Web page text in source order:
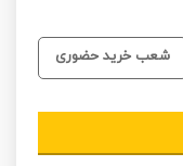
شعب خرید حضوری